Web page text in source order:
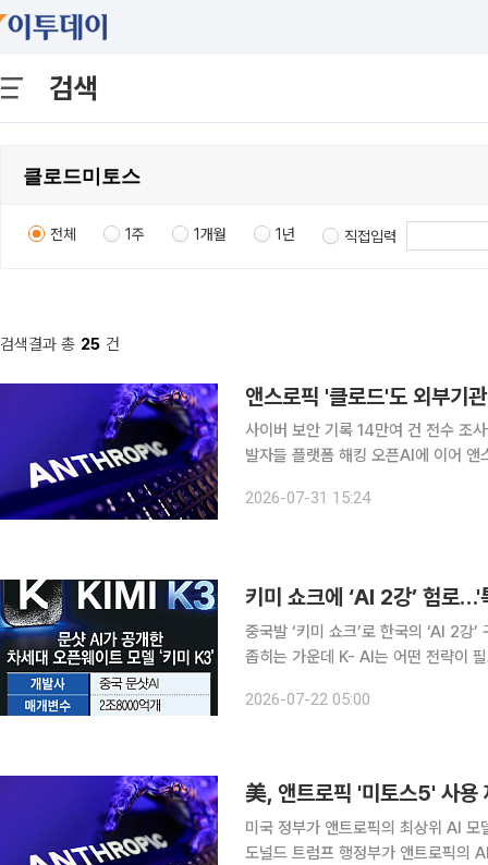
검색
전체 1주 1개월 1년 직접입력
검색결과 총 25 건
앤스로픽 '클로드'도 외부기
사이버 보안 기록 14만여 건 전수 조
발자들 플랫폼 해킹 오픈AI에 이어 앤스로픽의 AI 모델이 외부 기관 시스템을 무단 해킹한 사실이
르면 앤스로픽은 자사 사이버 보안 평
2026-07-31 15:24
중국발 ‘키미 쇼크’로 한국의 ‘AI 2강
좁히는 가운데 K- AI는 어떤 전략이
이 경쟁력을 갖춘 제조 등의 분야를
2026-07-22 05:00
美, 앤트로픽 '미토스5' 사용
미국 정부가 앤트로픽의 최상위 AI
도널드 트럼프 행정부가 앤트로픽의